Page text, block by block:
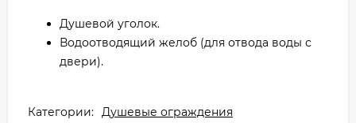
Душевой уголок.
Водоотводящий желоб (для отвода воды с
двери).
Категории: Душевые ограждения